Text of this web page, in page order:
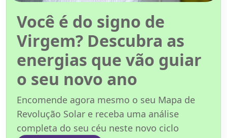
Você é do signo de
Virgem? Descubra as
energias que vão guiar
o seu novo ano
Encomende agora mesmo o seu Mapa de
Revolução Solar e receba uma análise
completa do seu céu neste novo ciclo